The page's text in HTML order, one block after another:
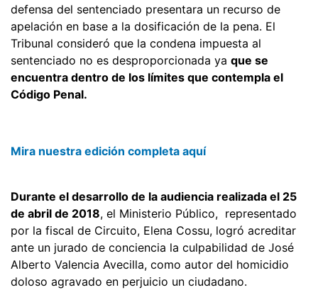
defensa del sentenciado presentara un recurso de
apelación en base a la dosificación de la pena. El
Tribunal consideró que la condena impuesta al
sentenciado no es desproporcionada ya que se
encuentra dentro de los límites que contempla el
Código Penal.
Mira nuestra edición completa aquí
Durante el desarrollo de la audiencia realizada el 25
de abril de 2018, el Ministerio Público, representado
por la fiscal de Circuito, Elena Cossu, logró acreditar
ante un jurado de conciencia la culpabilidad de José
Alberto Valencia Avecilla, como autor del homicidio
doloso agravado en perjuicio un ciudadano.